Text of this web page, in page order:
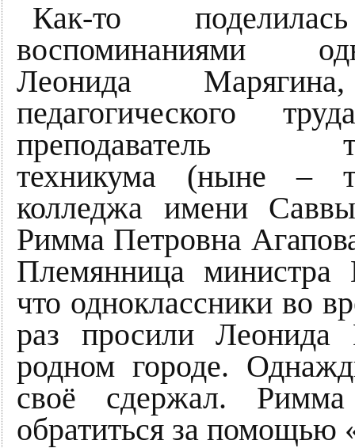
Как-то
воспоминаниями
Леонида
педагогического
преподаватель
техникума (ныне –
колледжа имени
Римма Петровна
Племянница министра
что одноклассники во
раз просили Леонида
родном городе.
своё сдержал.
обратиться за помощью